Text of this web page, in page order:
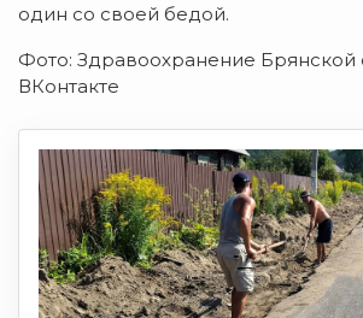
один со своей бедой.
Фото: Здравоохранение Брянской
ВКонтакте